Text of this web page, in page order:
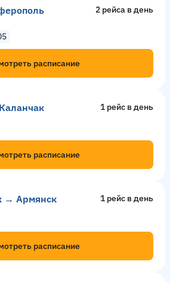
2 рейсa в день
расписание
1 рейс в день
расписание
→ Армянск 1 рейс в день
расписание